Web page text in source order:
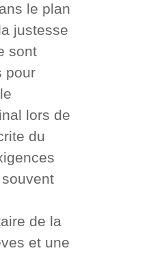
le plan
justesse
sont
pour
lors de
du
de la
et une